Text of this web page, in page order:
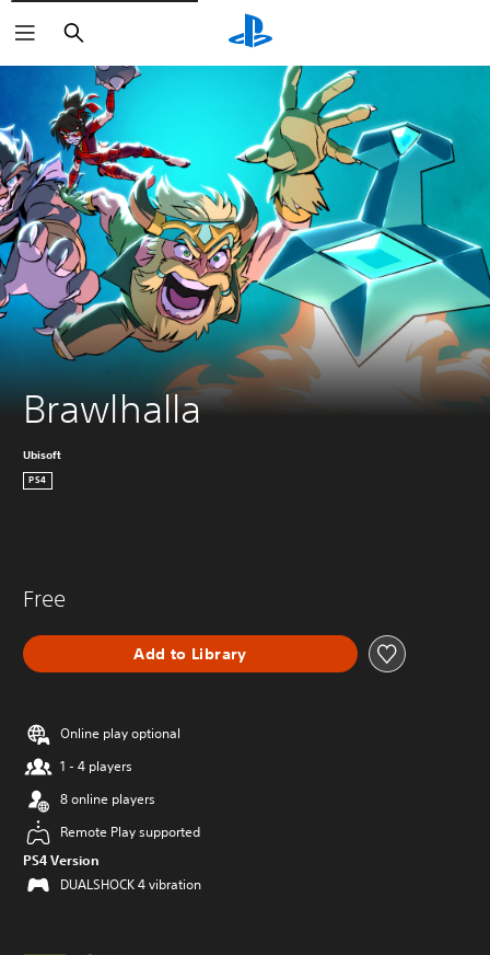
Keresés
Brawlhalla
Ubisoft
PS4
Free
Add to Library
Online play optional
1 - 4 players
8 online players
Remote Play supported
PS4 Version
DUALSHOCK 4 vibration